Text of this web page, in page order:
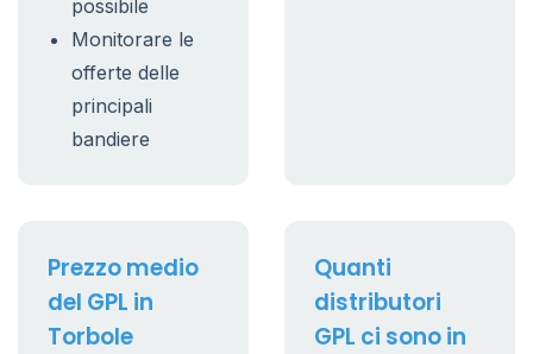
possibile
Monitorare le
offerte delle
principali
bandiere
Prezzo medio
del GPL in
Torbole
Quanti
distributori
GPL ci sono in